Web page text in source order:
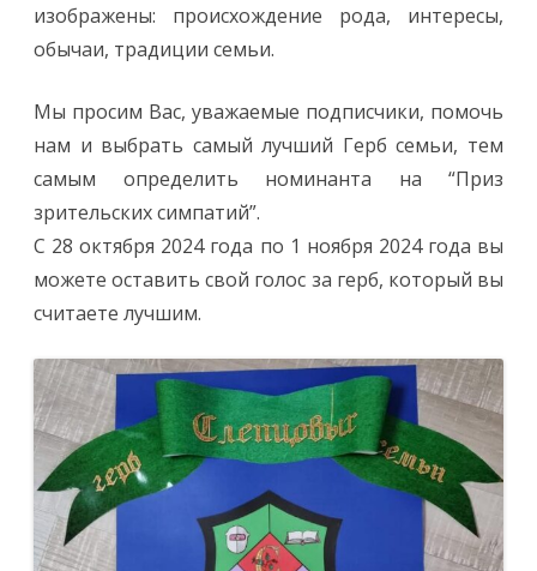
изображены: происхождение рода, интересы,
обычаи, традиции семьи.
Мы просим Вас, уважаемые подписчики, помочь
нам и выбрать самый лучший Герб семьи, тем
самым определить номинанта на “Приз
зрительских симпатий”.
С 28 октября 2024 года по 1 ноября 2024 года вы
можете оставить свой голос за герб, который вы
считаете лучшим.